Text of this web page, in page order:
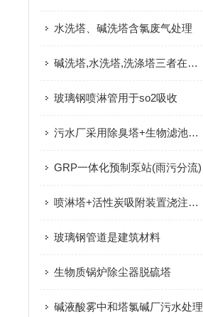
水洗塔、碱洗塔含氯废气处理
碱洗塔,水洗塔,洗涤塔三者在废气处理设备中的作用
玻璃钢喷淋管用于so2吸收
污水厂采用除臭塔+生物滤池除臭装置组合除臭工艺
GRP一体化预制泵站(雨污分流)
喷淋塔+活性炭吸附装置浇注废气颗粒物处理设备使用说明书
玻璃钢管道是建筑材料
生物质锅炉除尘器脱硫塔
碱液酸雾中和塔氯碱厂污水处理